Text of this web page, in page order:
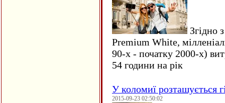
Згідно
Premium White,
90-х - початку 2000-х)
54 години на рік
У коломиї розташується
2015-09-23 02:50:02